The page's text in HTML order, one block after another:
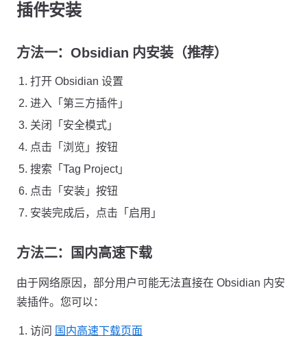
插件安装
方法一：Obsidian 内安装（推荐）
打开 Obsidian 设置
进入「第三方插件」
关闭「安全模式」
点击「浏览」按钮
搜索「Tag Project」
点击「安装」按钮
安装完成后，点击「启用」
方法二：国内高速下载
由于网络原因，部分用户可能无法直接在 Obsidian 内安
装插件。您可以：
访问 国内高速下载页面